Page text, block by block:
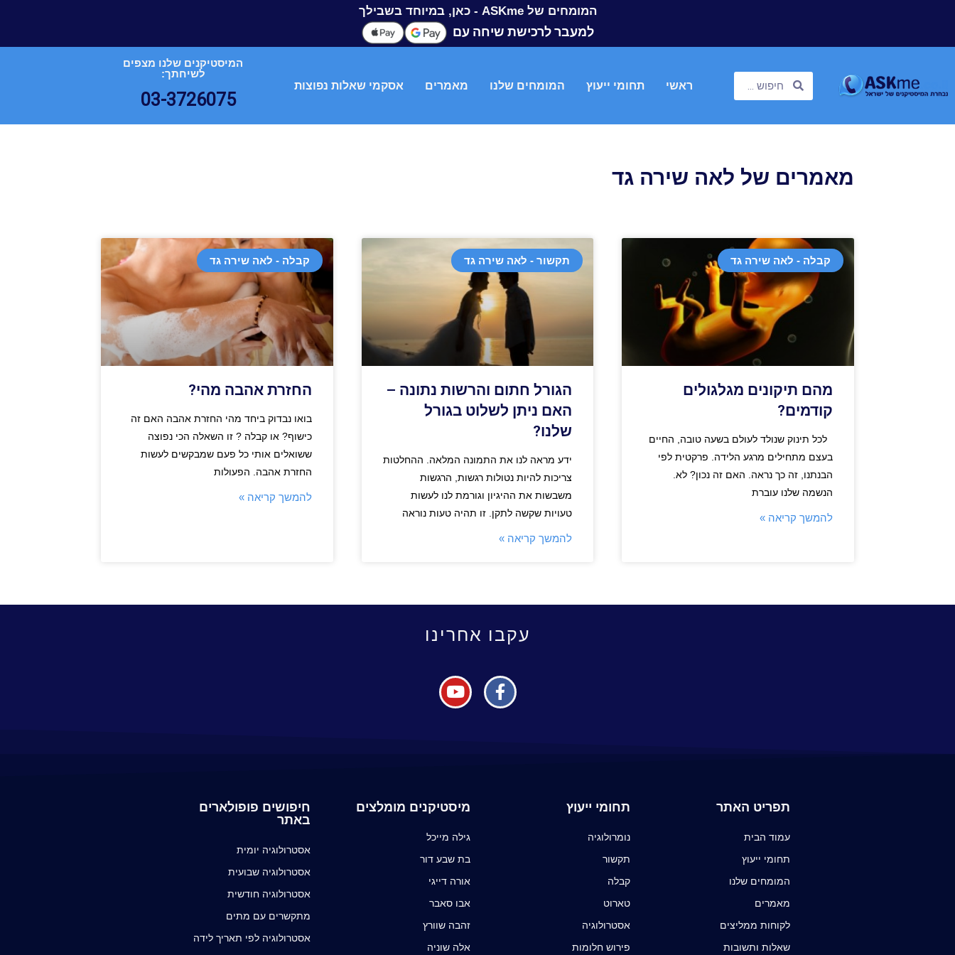
המומחים של ASKme - כאן, במיוחד בשבילך
למעבר לרכישת שיחה עם
ראשי תחומי ייעוץ המומחים שלנו מאמרים אסקמי שאלות נפוצות
המיסטיקנים שלנו מצפים
לשיחתך:
03-3726075
מאמרים של לאה שירה גד
קבלה - לאה שירה גד
מהם תיקונים מגלגולים
קודמים?
לכל תינוק שנולד לעולם בשעה טובה, החיים
בעצם מתחילים מרגע הלידה. פרקטית לפי
הבנתנו, זה כך נראה. האם זה נכון? לא.
הנשמה שלנו עוברת
להמשך קריאה »
תקשור - לאה שירה גד
הגורל חתום והרשות נתונה –
האם ניתן לשלוט בגורל
שלנו?
ידע מראה לנו את התמונה המלאה. ההחלטות
צריכות להיות נטולות רגשות, הרגשות
משבשות את ההיגיון וגורמת לנו לעשות
טעויות שקשה לתקן. זו תהיה טעות נוראה
להמשך קריאה »
קבלה - לאה שירה גד
החזרת אהבה מהי?
בואו נבדוק ביחד מהי החזרת אהבה האם זה
כישוף? או קבלה ? זו השאלה הכי נפוצה
ששואלים אותי כל פעם שמבקשים לעשות
החזרת אהבה. הפעולות
להמשך קריאה »
עקבו אחרינו
תפריט האתר
עמוד הבית
תחומי ייעוץ
המומחים שלנו
מאמרים
לקוחות ממליצים
שאלות ותשובות
תחומי ייעוץ
נומרולוגיה
תקשור
קבלה
טארוט
אסטרולוגיה
פירוש חלומות
מיסטיקנים מומלצים
גילה מייכל
בת שבע דור
אורה דייגי
אבו סאבר
זהבה שוורץ
אלה שוניה
חיפושים פופולארים
באתר
אסטרולוגיה יומית
אסטרולוגיה שבועית
אסטרולוגיה חודשית
מתקשרים עם מתים
אסטרולוגיה לפי תאריך לידה